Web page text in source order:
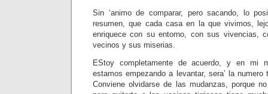
Sin ‘animo de comparar, pero sacando, lo
resumen, que cada casa en la que vivimos,
enriquece con su entorno, con sus vivencias,
vecinos y sus miserias.
EStoy completamente de acuerdo, y en mi
estamos empezando a levantar, sera’ la
Conviene olvidarse de las mudanzas, porque